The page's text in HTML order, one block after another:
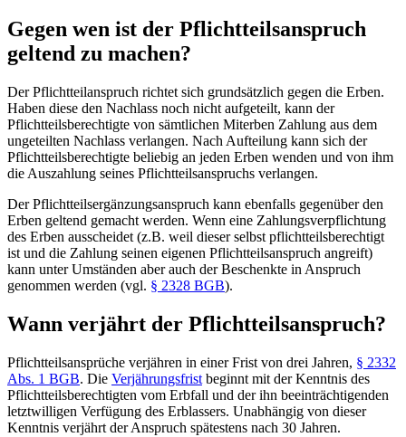
Gegen wen ist der Pflichtteilsanspruch
geltend zu machen?
Der Pflichtteilanspruch richtet sich grundsätzlich gegen die Erben.
Haben diese den Nachlass noch nicht aufgeteilt, kann der
Pflichtteilsberechtigte von sämtlichen Miterben Zahlung aus dem
ungeteilten Nachlass verlangen. Nach Aufteilung kann sich der
Pflichtteilsberechtigte beliebig an jeden Erben wenden und von ihm
die Auszahlung seines Pflichtteilsanspruchs verlangen.
Der Pflichtteilsergänzungsanspruch kann ebenfalls gegenüber den
Erben geltend gemacht werden. Wenn eine Zahlungsverpflichtung
des Erben ausscheidet (z.B. weil dieser selbst pflichtteilsberechtigt
ist und die Zahlung seinen eigenen Pflichtteilsanspruch angreift)
kann unter Umständen aber auch der Beschenkte in Anspruch
genommen werden (vgl. § 2328 BGB).
Wann verjährt der Pflichtteilsanspruch?
Pflichtteilsansprüche verjähren in einer Frist von drei Jahren, § 2332
Abs. 1 BGB. Die Verjährungsfrist beginnt mit der Kenntnis des
Pflichtteilsberechtigten vom Erbfall und der ihn beeinträchtigenden
letztwilligen Verfügung des Erblassers. Unabhängig von dieser
Kenntnis verjährt der Anspruch spätestens nach 30 Jahren.